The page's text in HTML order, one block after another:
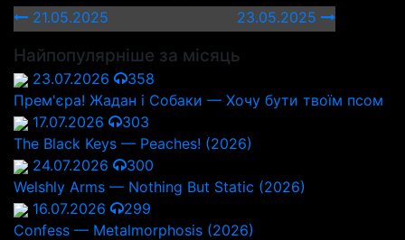
21.05.2025
23.05.2025
Найпопулярніше за місяць
23.07.2026
358
Прем'єра! Жадан і Собаки — Хочу бути твоїм псом
17.07.2026
303
The Black Keys — Peaches! (2026)
24.07.2026
300
Welshly Arms — Nothing But Static (2026)
16.07.2026
299
Confess — Metalmorphosis (2026)